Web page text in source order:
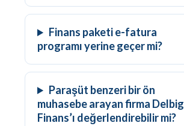
Finans paketi e-fatura
programı yerine geçer mi?
Paraşüt benzeri bir ön
muhasebe arayan firma Delbig
Finans’ı değerlendirebilir mi?